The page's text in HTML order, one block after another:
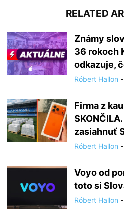
RELATED
Známy
36 rokoch
odkazuje,
Róbert Hallon -
Firma z
zasiahnuť
Róbert Hallon -
Voyo od
toto si
Róbert Hallon -